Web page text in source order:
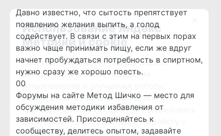
Давно известно, что сытость препятствует
появлению желания выпить, а голод
содействует. В связи с этим на первых порах
важно чаще принимать пищу, если же вдруг
начнет пробуждаться потребность в спиртном,
нужно сразу же хорошо поесть.
Голосуйте
-
палец
вниз.
0Голосуйте
-
палец
вверх.
0
Форумы на сайте Метод Шичко — место для
обсуждения методики избавления от
зависимостей. Присоединяйтесь к
сообществу, делитесь опытом, задавайте
Использование Яндекс
Метрики и cookie
Наш сайт использует сервис Яндекс
Метрика для анализа поведения
пользователей и улучшения работы
ресурса. Также использует cookie для
хранения данных. Продолжая использовать
сайт, Вы даете свое согласие на работу с
этими файлами.